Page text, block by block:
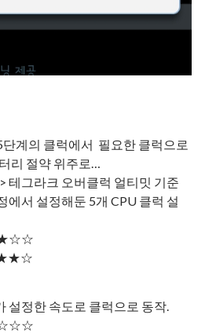
계의 클럭에서 필요한 클럭으로
리 절약 위주로…
테그라크 오버클럭 얼티밋 기준
에서 설정해둔 5개 CPU 클럭 설
설정한 속도로 클럭으로 동작.